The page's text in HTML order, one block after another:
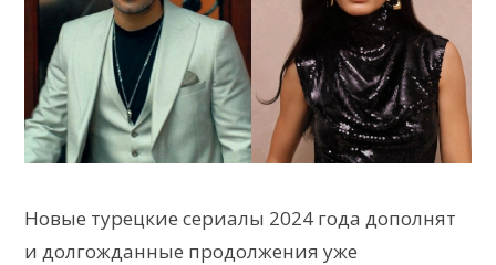
Новые турецкие сериалы 2024 года дополнят
и долгожданные продолжения уже